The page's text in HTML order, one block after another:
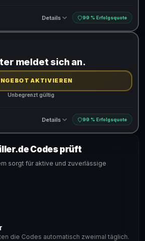
Details 99 % Erfolgsquote
Produkte
Kasse ein, um den Rabatt zu erhalten
meldet sich an.
AKTIVIEREN
Unbegrenzt gültig
Details 99 % Erfolgsquote
Produkte
Codes prüft
sorgt für aktive und zuverlässige
die Codes automatisch zweimal täglich.